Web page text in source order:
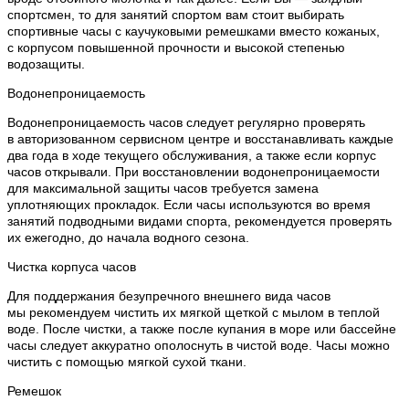
спортсмен, то для занятий спортом вам стоит выбирать
спортивные часы с каучуковыми ремешками вместо кожаных,
с корпусом повышенной прочности и высокой степенью
водозащиты.
Водонепроницаемость
Водонепроницаемость часов следует регулярно проверять
в авторизованном сервисном центре и восстанавливать каждые
два года в ходе текущего обслуживания, а также если корпус
часов открывали. При восстановлении водонепроницаемости
для максимальной защиты часов требуется замена
уплотняющих прокладок. Если часы используются во время
занятий подводными видами спорта, рекомендуется проверять
их ежегодно, до начала водного сезона.
Чистка корпуса часов
Для поддержания безупречного внешнего вида часов
мы рекомендуем чистить их мягкой щеткой с мылом в теплой
воде. После чистки, а также после купания в море или бассейне
часы следует аккуратно ополоснуть в чистой воде. Часы можно
чистить с помощью мягкой сухой ткани.
Ремешок